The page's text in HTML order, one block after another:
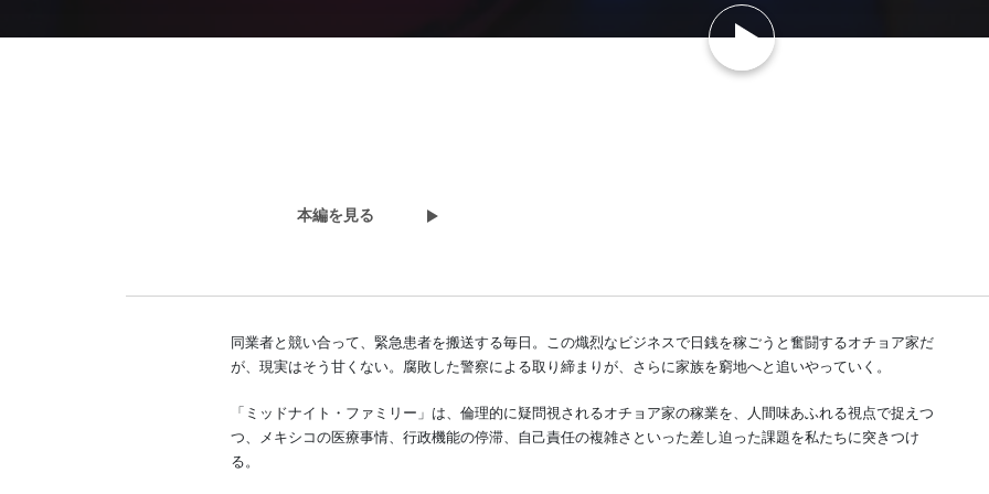
本編を見る
同業者と競い合って、緊急患者を搬送する毎日。この熾烈なビジネスで日銭を稼ごうと奮闘するオチョア家だ
が、現実はそう甘くない。腐敗した警察による取り締まりが、さらに家族を窮地へと追いやっていく。
「ミッドナイト・ファミリー」は、倫理的に疑問視されるオチョア家の稼業を、人間味あふれる視点で捉えつ
つ、メキシコの医療事情、行政機能の停滞、自己責任の複雑さといった差し迫った課題を私たちに突きつけ
る。